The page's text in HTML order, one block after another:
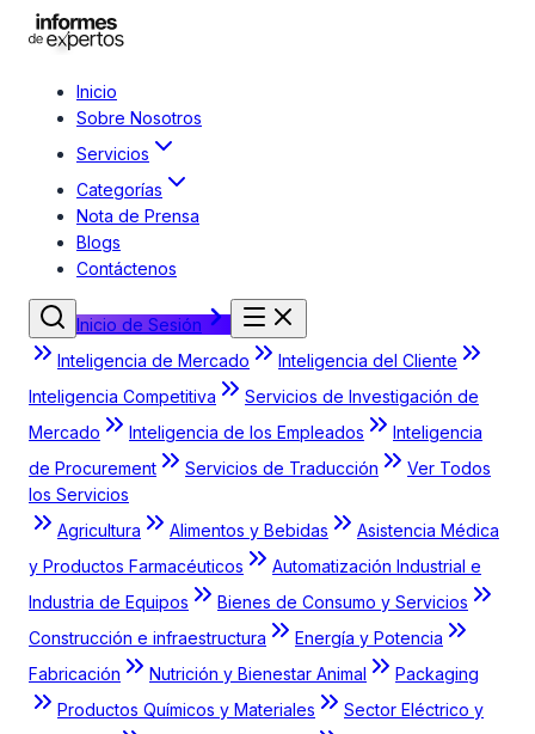
Inicio
Sobre Nosotros
Servicios
Categorías
Nota de Prensa
Blogs
Contáctenos
Inicio de Sesión
Inteligencia de Mercado
Inteligencia del Cliente
Inteligencia Competitiva
Servicios de Investigación de
Mercado
Inteligencia de los Empleados
Inteligencia
de Procurement
Servicios de Traducción
Ver Todos
los Servicios
Agricultura
Alimentos y Bebidas
Asistencia Médica
y Productos Farmacéuticos
Automatización Industrial e
Industria de Equipos
Bienes de Consumo y Servicios
Construcción e infraestructura
Energía y Potencia
Fabricación
Nutrición y Bienestar Animal
Packaging
Productos Químicos y Materiales
Sector Eléctrico y